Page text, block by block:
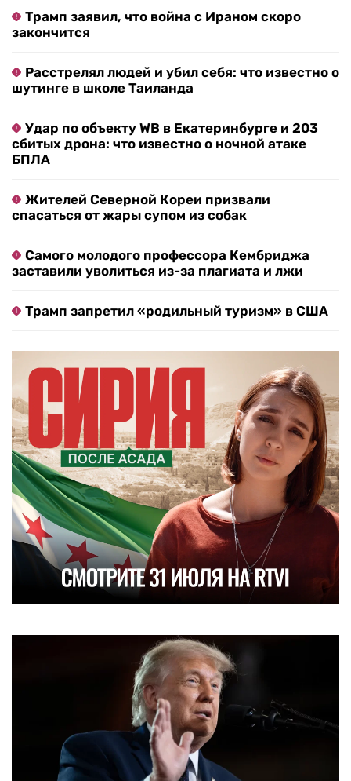
Трамп заявил, что война с Ираном скоро
закончится
Расстрелял людей и убил себя: что известно о
шутинге в школе Таиланда
Удар по объекту WB в Екатеринбурге и 203
сбитых дрона: что известно о ночной атаке
БПЛА
Жителей Северной Кореи призвали
спасаться от жары супом из собак
Самого молодого профессора Кембриджа
заставили уволиться из-за плагиата и лжи
Трамп запретил «родильный туризм» в США